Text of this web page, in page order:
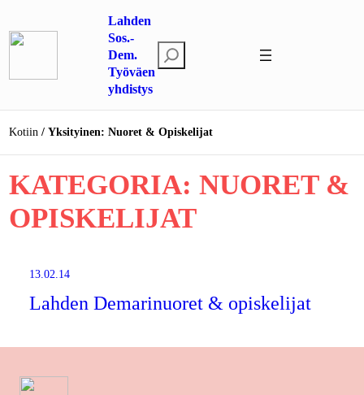
sisältöön
Lahden
Sos.-
Dem.
Työväen
yhdistys
t
i
Kotiin Yksityinen: Nuoret & Opiskelijat
KATEGORIA: NUORET &
OPISKELIJAT
13.02.14
Lahden Demarinuoret & opiskelijat